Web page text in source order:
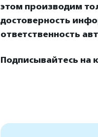
этом производим
достоверность
ответственность
Подписывайтесь на